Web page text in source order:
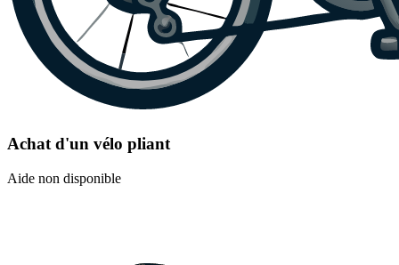
Achat d'un vélo pliant
Aide non disponible